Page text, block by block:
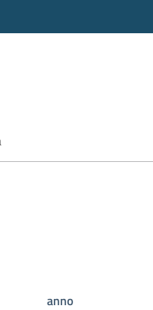
ricerca
anno